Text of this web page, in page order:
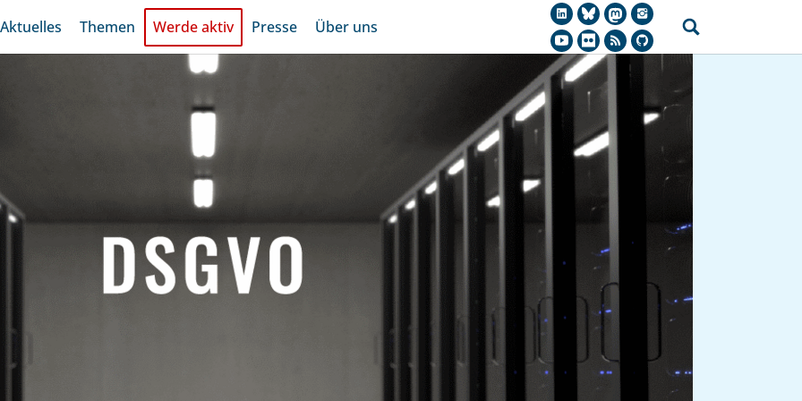
Aktuelles Themen Werde aktiv Presse Über uns